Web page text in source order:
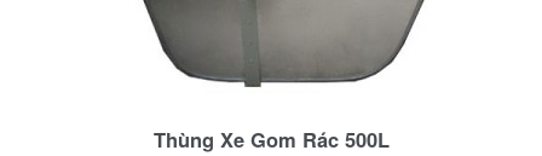
Thùng Xe Gom Rác 500L